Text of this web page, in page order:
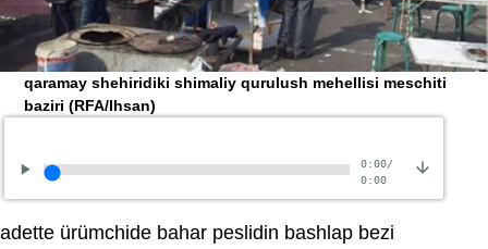
qaramay shehiridiki shimaliy qurulush mehellisi meschiti
baziri(RFA/Ihsan)
0:00/
0:00
adette ürümchide bahar peslidin bashlap bezi